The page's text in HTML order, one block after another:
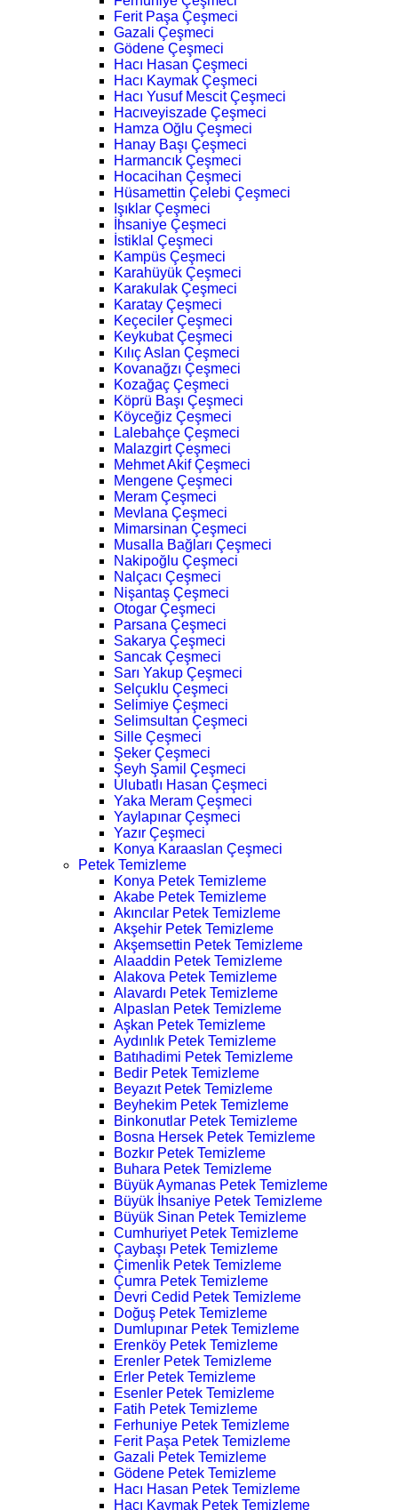
Ferit Paşa Çeşmeci
Gazali Çeşmeci
Gödene Çeşmeci
Hacı Hasan Çeşmeci
Hacı Kaymak Çeşmeci
Hacı Yusuf Mescit Çeşmeci
Hacıveyiszade Çeşmeci
Hamza Oğlu Çeşmeci
Hanay Başı Çeşmeci
Harmancık Çeşmeci
Hocacihan Çeşmeci
Hüsamettin Çelebi Çeşmeci
Işıklar Çeşmeci
İhsaniye Çeşmeci
İstiklal Çeşmeci
Kampüs Çeşmeci
Karahüyük Çeşmeci
Karakulak Çeşmeci
Karatay Çeşmeci
Keçeciler Çeşmeci
Keykubat Çeşmeci
Kılıç Aslan Çeşmeci
Kovanağzı Çeşmeci
Kozağaç Çeşmeci
Köprü Başı Çeşmeci
Köyceğiz Çeşmeci
Lalebahçe Çeşmeci
Malazgirt Çeşmeci
Mehmet Akif Çeşmeci
Mengene Çeşmeci
Meram Çeşmeci
Mevlana Çeşmeci
Mimarsinan Çeşmeci
Musalla Bağları Çeşmeci
Nakipoğlu Çeşmeci
Nalçacı Çeşmeci
Nişantaş Çeşmeci
Otogar Çeşmeci
Parsana Çeşmeci
Sakarya Çeşmeci
Sancak Çeşmeci
Sarı Yakup Çeşmeci
Selçuklu Çeşmeci
Selimiye Çeşmeci
Selimsultan Çeşmeci
Sille Çeşmeci
Şeker Çeşmeci
Şeyh Şamil Çeşmeci
Ulubatlı Hasan Çeşmeci
Yaka Meram Çeşmeci
Yaylapınar Çeşmeci
Yazır Çeşmeci
Konya Karaaslan Çeşmeci
Petek Temizleme
Konya Petek Temizleme
Akabe Petek Temizleme
Akıncılar Petek Temizleme
Akşehir Petek Temizleme
Akşemsettin Petek Temizleme
Alaaddin Petek Temizleme
Alakova Petek Temizleme
Alavardı Petek Temizleme
Alpaslan Petek Temizleme
Aşkan Petek Temizleme
Aydınlık Petek Temizleme
Batıhadimi Petek Temizleme
Bedir Petek Temizleme
Beyazıt Petek Temizleme
Beyhekim Petek Temizleme
Binkonutlar Petek Temizleme
Bosna Hersek Petek Temizleme
Bozkır Petek Temizleme
Buhara Petek Temizleme
Büyük Aymanas Petek Temizleme
Büyük İhsaniye Petek Temizleme
Büyük Sinan Petek Temizleme
Cumhuriyet Petek Temizleme
Çaybaşı Petek Temizleme
Çimenlik Petek Temizleme
Çumra Petek Temizleme
Devri Cedid Petek Temizleme
Doğuş Petek Temizleme
Dumlupınar Petek Temizleme
Erenköy Petek Temizleme
Erenler Petek Temizleme
Erler Petek Temizleme
Esenler Petek Temizleme
Fatih Petek Temizleme
Ferhuniye Petek Temizleme
Ferit Paşa Petek Temizleme
Gazali Petek Temizleme
Gödene Petek Temizleme
Hacı Hasan Petek Temizleme
Hacı Kaymak Petek Temizleme